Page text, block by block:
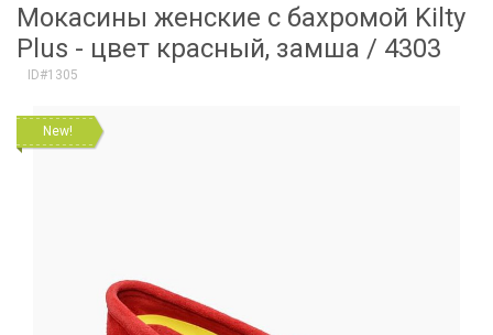
Мокасины женские с бахромой Kilty
Plus - цвет красный, замша / 4303
ID#1305
New!